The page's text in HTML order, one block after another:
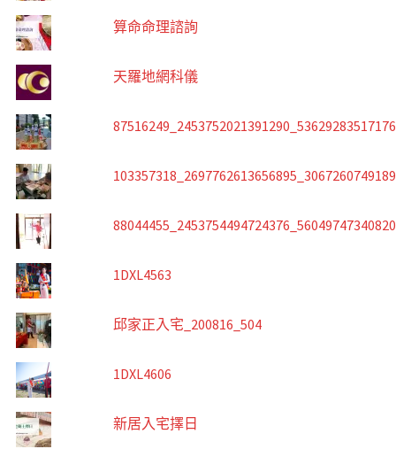
算命命理諮詢
天羅地網科儀
1DXL4563
邱家正入宅_200816_504
1DXL4606
新居入宅擇日